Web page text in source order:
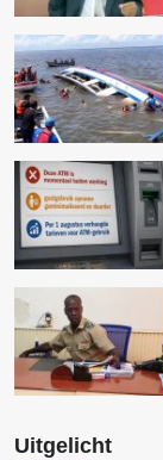
Uitgelicht